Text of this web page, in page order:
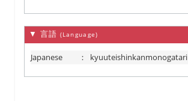
▼ 言語 (Language)
Japanese ： kyuuteishinkanmonogatari